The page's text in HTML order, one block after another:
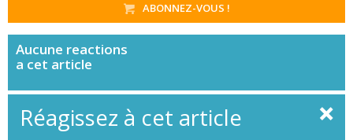
ABONNEZ-VOUS !
Aucune reactions
a cet article
Réagissez à cet article